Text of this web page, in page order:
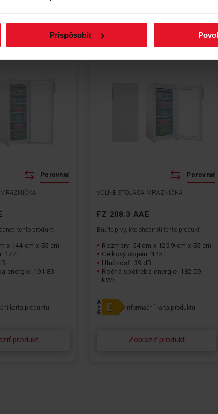
Prispôsobiť
produkt Zobraziť produkt
produkt
tento produkt
x 144 cm x 55 cm
177 l
energie: 191.83
karta produktu
Porovnať
VOĽNE STOJACA MRAZNIČKA
FZ 208.3 AAE
Zobraziť produkt
Buďte prvý, kto ohodnotí tento produkt
Rozmery: 54 cm x 125.9 cm x 55 cm
Celkový objem: 145 l
Hlučnosť: 39 dB
Ročná spotreba energie: 182.09
kWh
Informační karta produktu
Porovnať